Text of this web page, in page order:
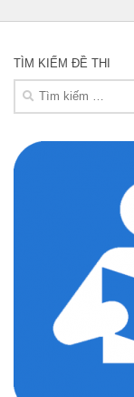
TÌM KIẾM ĐỀ THI
Tìm